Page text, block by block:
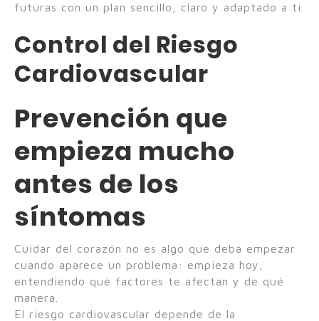
futuras con un plan sencillo, claro y adaptado a ti.
Control del Riesgo
Cardiovascular
Prevención que
empieza mucho
antes de los
síntomas
Cuidar del corazón no es algo que deba empezar
cuando aparece un problema: empieza hoy,
entendiendo qué factores te afectan y de qué
manera.
El riesgo cardiovascular depende de la